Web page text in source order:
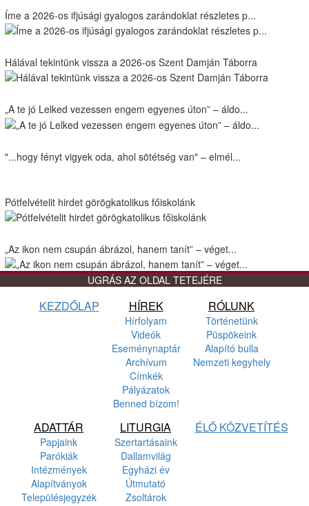
Íme a 2026-os ifjúsági gyalogos zarándoklat részletes p...
Hálával tekintünk vissza a 2026-os Szent Damján Táborra
„A te jó Lelked vezessen engem egyenes úton” – áldo...
"...hogy fényt vigyek oda, ahol sötétség van" – elmél...
Pótfelvételit hirdet görögkatolikus főiskolánk
„Az ikon nem csupán ábrázol, hanem tanít” – véget...
UGRÁS AZ OLDAL TETEJÉRE
KEZDŐLAP HÍREK
Hírfolyam
Videók
Eseménynaptár
Archívum
Címkék
Pályázatok
Benned bízom!
RÓLUNK
Történetünk
Püspökeink
Alapító bulla
Nemzeti kegyhely
ADATTÁR
Papjaink
Parókiák
Intézmények
Alapítványok
Településjegyzék
LITURGIA
Szertartásaink
Dallamvilág
Egyházi év
Útmutató
Zsoltárok
ÉLŐ KÖZVETÍTÉS